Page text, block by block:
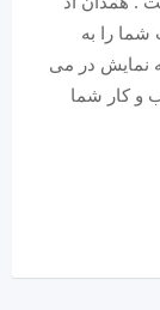
شما را به
نمایش در می
و کار شما